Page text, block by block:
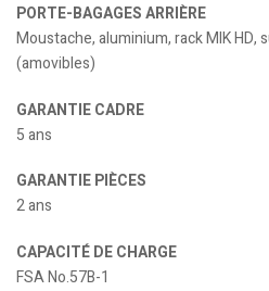
PORTE-BAGAGES ARRIÈRE
Moustache, aluminium, rack MIK HD,
(amovibles)
GARANTIE CADRE
5 ans
GARANTIE PIÈCES
2 ans
CAPACITÉ DE CHARGE
FSA No.57B-1